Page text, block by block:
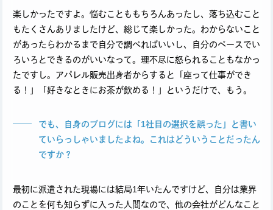
楽しかったですよ。悩むことももちろんあったし、落ち込むこと
もたくさんありましたけど、総じて楽しかった。わからないこと
があったらわかるまで自分で調べればいいし、自分のペースでい
ろいろとできるのがいいなって。理不尽に怒られることもなかっ
たですし。アパレル販売出身者からすると「座って仕事ができ
る！」「好きなときにお茶が飲める！」というだけで、もう。
でも、自身のブログには「1社目の選択を誤った」と書い
ていらっしゃいましたよね。これはどういうことだったん
ですか？
最初に派遣された現場には結局1年いたんですけど、自分は業界
のことを何も知らずに入った人間なので、他の会社がどんなこと